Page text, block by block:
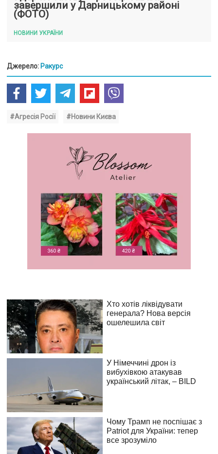
завершили у Дарницькому районі
(ФОТО)
НОВИНИ УКРАЇНИ
Джерело: Ракурс
#Агресія Росії #Новини Києва